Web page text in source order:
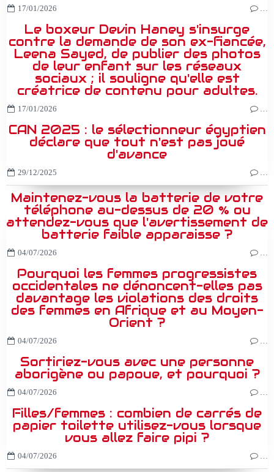
17/01/2026 …
Le boxeur Devin Haney s'insurge
contre la demande de son ex-fiancée,
Leena Sayed, de publier des photos
de leur enfant sur les réseaux
sociaux ; il souligne qu'elle est
créatrice de contenu pour adultes.
17/01/2026 …
CAN 2025 : le sélectionneur égyptien
déclare que tout n'est pas joué
d'avance
29/12/2025 …
Maintenez-vous la batterie de votre
téléphone au-dessus de 20 % ou
attendez-vous que l'avertissement de
batterie faible apparaisse ?
04/07/2026 …
Pourquoi les femmes progressistes
occidentales ne dénoncent-elles pas
davantage les violations des droits
des femmes en Afrique et au Moyen-
Orient ?
04/07/2026 …
Sortiriez-vous avec une personne
aborigène ou papoue, et pourquoi ?
04/07/2026 …
Filles/femmes : combien de carrés de
papier toilette utilisez-vous lorsque
vous allez faire pipi ?
04/07/2026 …